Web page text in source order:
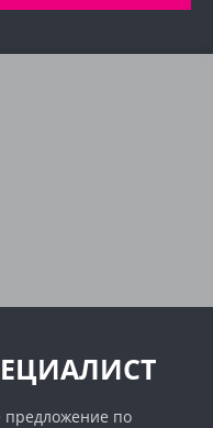
предложение по